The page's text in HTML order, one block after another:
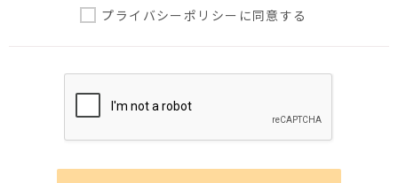
プライバシーポリシー に同意する